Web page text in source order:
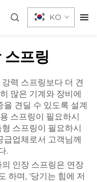
KO
스프링
력 스프링보다 더 견
많은 기계와 장비에
견딜 수 있도록 설계
스프링이 필요하시
스프링이 필요하시
급업체로서 고객님께
.
인장 스프링은 연장
하며, '당기는 힘에 저